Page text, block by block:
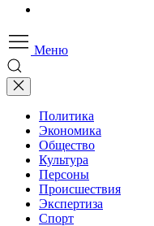
Меню
Политика
Экономика
Общество
Культура
Персоны
Происшествия
Экспертиза
Спорт